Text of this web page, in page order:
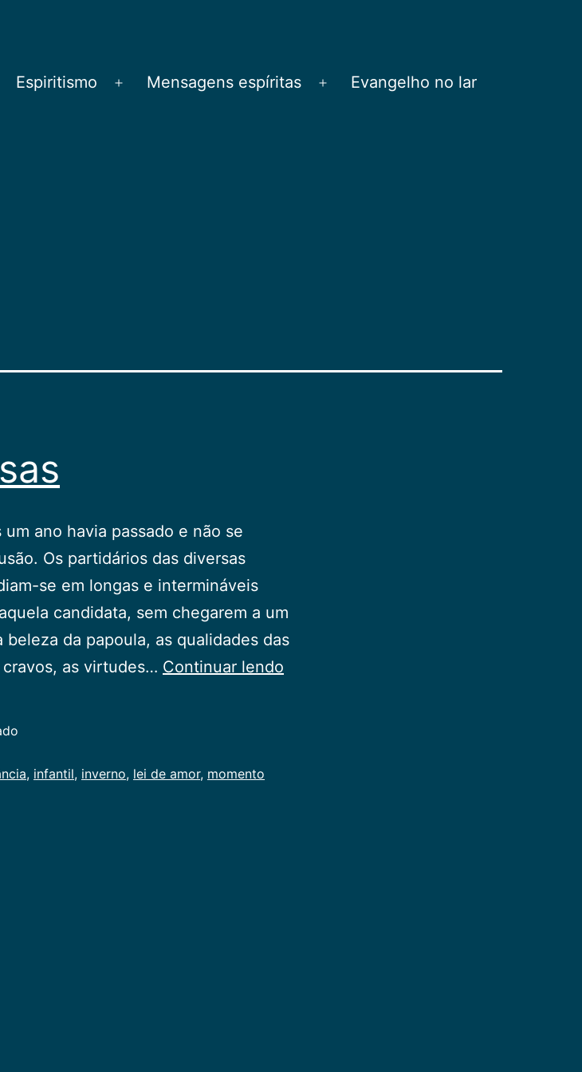
Espiritismo
Abrir
Mensagens espíritas
Abrir
Evangelho no lar
ano havia passado e não se
Os partidários das diversas
se em longas e intermináveis
candidata, sem chegarem a um
da papoula, as qualidades das
as virtudes… Continuar lendo
, infantil, inverno, lei de amor, momento